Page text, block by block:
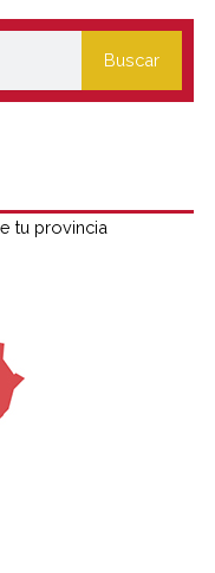
Buscar
tu provincia